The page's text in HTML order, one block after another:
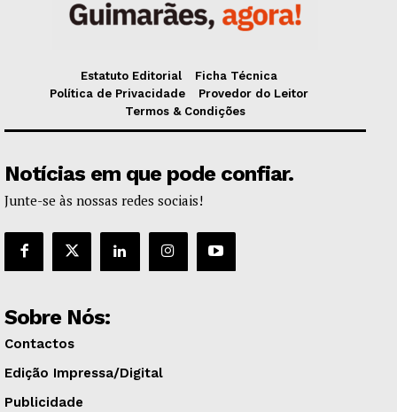
Estatuto Editorial
Ficha Técnica
Política de Privacidade
Provedor do Leitor
Termos & Condições
Notícias em que pode confiar.
Junte-se às nossas redes sociais!
Sobre Nós:
Contactos
Edição Impressa/Digital
Publicidade